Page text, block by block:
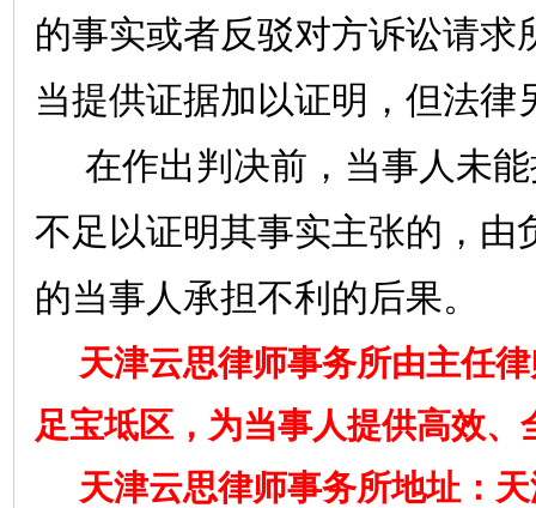
的事实或者反驳对方诉讼请求
当提供证据加以证明，但法律
在作出判决前，当事人未
不足以证明其事实主张的，由
的当事人承担不利的后果。
天津云思律师事务所由主任
足宝坻区，为当事人提供高效、
天津云思律师事务所地址：